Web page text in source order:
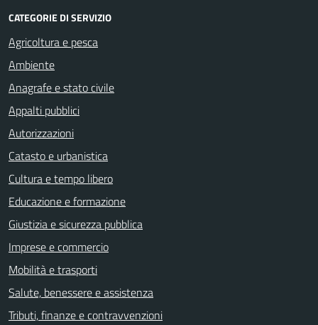
CATEGORIE DI SERVIZIO
Agricoltura e pesca
Ambiente
Anagrafe e stato civile
Appalti pubblici
Autorizzazioni
Catasto e urbanistica
Cultura e tempo libero
Educazione e formazione
Giustizia e sicurezza pubblica
Imprese e commercio
Mobilità e trasporti
Salute, benessere e assistenza
Tributi, finanze e contravvenzioni